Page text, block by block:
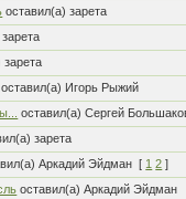
оставил(а) зарета
зарета
оставил(а) Игорь Рыжий
оставил(а) Сергей
зарета
Аркадий Эйдман [ 1 2 ]
оставил(а) Аркадий Эйдман